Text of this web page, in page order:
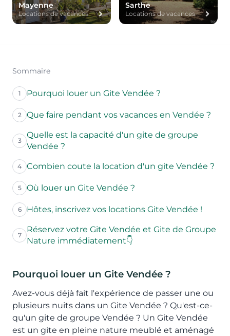
Mayenne
Locations de vacances
Sarthe
Locations de vacances
Sommaire
1 Pourquoi louer un Gite Vendée ?
2 Que faire pendant vos vacances en Vendée ?
3
Quelle est la capacité d'un gite de groupe
Vendée ?
4 Combien coute la location d'un gite Vendée ?
5 Où louer un Gite Vendée ?
6 Hôtes, inscrivez vos locations Gite Vendée !
7
Réservez votre Gite Vendée et Gite de Groupe
Nature immédiatement👇
Pourquoi louer un Gite Vendée ?
Avez-vous déjà fait l'expérience de passer une ou
plusieurs nuits dans un Gite Vendée ? Qu'est-ce-
qu'un gite de groupe Vendée ? Un Gite Vendée
est un gite en pleine nature meublé et aménagé